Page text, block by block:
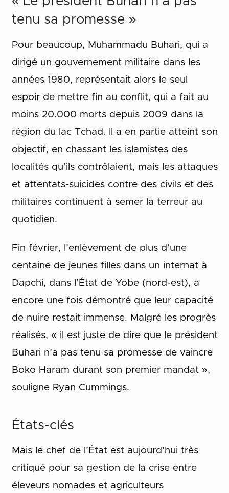
tenu sa promesse »
Pour beaucoup, Muhammadu Buhari, qui a
dirigé un gouvernement militaire dans les
années 1980, représentait alors le seul
espoir de mettre fin au conflit, qui a fait au
moins 20.000 morts depuis 2009 dans la
région du lac Tchad. Il a en partie atteint son
objectif, en chassant les islamistes des
localités qu’ils contrôlaient, mais les attaques
et attentats-suicides contre des civils et des
militaires continuent à semer la terreur au
quotidien.
Fin février, l’enlèvement de plus d’une
centaine de jeunes filles dans un internat à
Dapchi, dans l’État de Yobe (nord-est), a
encore une fois démontré que leur capacité
de nuire restait immense. Malgré les progrès
réalisés, « il est juste de dire que le président
Buhari n’a pas tenu sa promesse de vaincre
Boko Haram durant son premier mandat »,
souligne Ryan Cummings.
États-clés
Mais le chef de l’État est aujourd’hui très
critiqué pour sa gestion de la crise entre
éleveurs nomades et agriculteurs